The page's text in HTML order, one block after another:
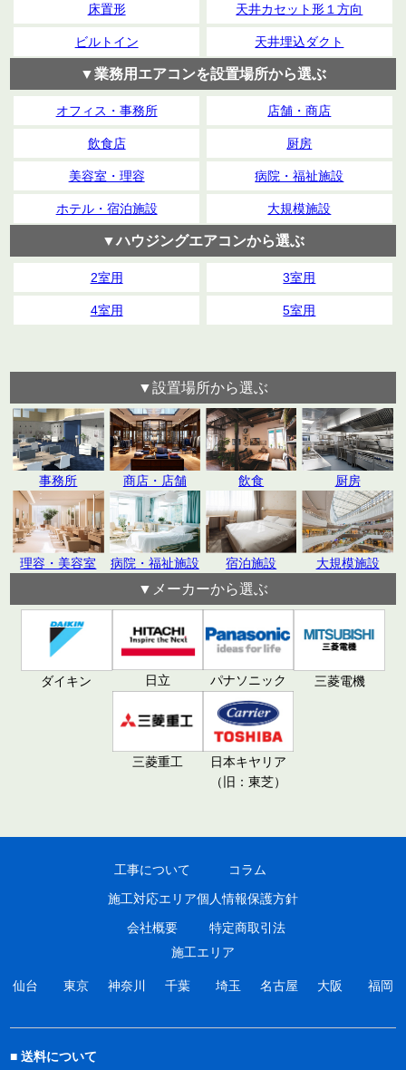
床置形 天井カセット形１方向
ビルトイン 天井埋込ダクト
▼業務用エアコンを設置場所から選ぶ
オフィス・事務所 店舗・商店
飲食店 厨房
美容室・理容 病院・福祉施設
ホテル・宿泊施設 大規模施設
▼ハウジングエアコンから選ぶ
2室用 3室用
4室用 5室用
▼設置場所から選ぶ
事務所 商店・店舗 飲食 厨房
理容・美容室 病院・福祉施設 宿泊施設 大規模施設
▼メーカーから選ぶ
ダイキン 日立 パナソニック 三菱電機
三菱重工
日本キヤリア
（旧：東芝）
工事について
施工対応エリア
会社概要
コラム
個人情報保護方針
特定商取引法
施工エリア
仙台 東京 神奈川 千葉 埼玉 名古屋 大阪 福岡
送料について